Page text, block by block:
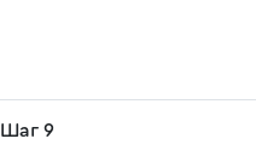
Шаг 9